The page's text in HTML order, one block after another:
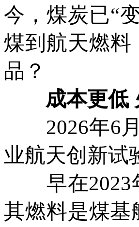
今，煤炭已“
煤到航天燃料
品？
成本更低
2026年6月
业航天创新试
早在2023年
其燃料是煤基